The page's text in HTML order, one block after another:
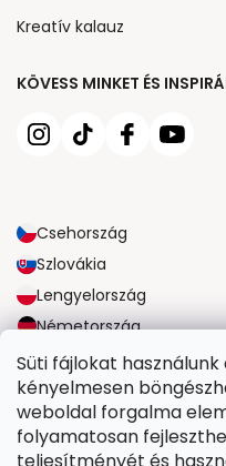
Süti fájlokat
kényelmesen
weboldal forgalma
folyamatosan
KÖVESS MINKET ÉS
Csehország
Szlovákia
Lengyelország
Németország
Nagy-Britannia
Kreatív kalauz
MEGBÍZHATÓ SZÁLLÍTÁSI